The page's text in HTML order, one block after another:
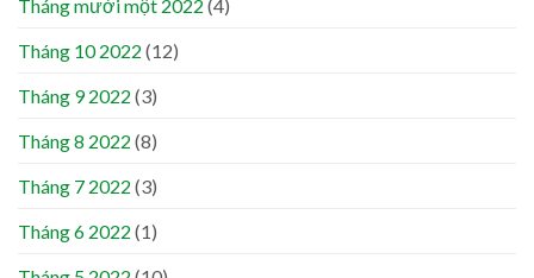
Tháng mười một 2022 (4)
Tháng 10 2022 (12)
Tháng 9 2022 (3)
Tháng 8 2022 (8)
Tháng 7 2022 (3)
Tháng 6 2022 (1)